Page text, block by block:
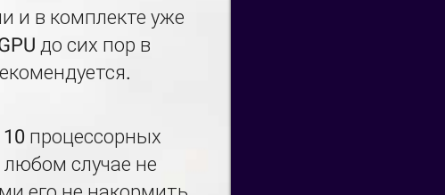
и в комплекте уже
до сих пор в
процессорных
любом случае не